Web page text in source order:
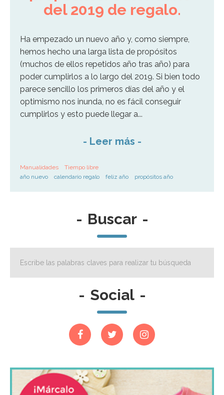
del 2019 de regalo.
Ha empezado un nuevo año y, como siempre,
hemos hecho una larga lista de propósitos
(muchos de ellos repetidos año tras año) para
poder cumplirlos a lo largo del 2019. Si bien todo
parece sencillo los primeros días del año y el
optimismo nos inunda, no es fácil conseguir
cumplirlos y esto puede llegar a...
- Leer más -
Manualidades
Tiempo libre
año nuevo
calendario regalo feliz año propósitos año
- Buscar -
- Social -